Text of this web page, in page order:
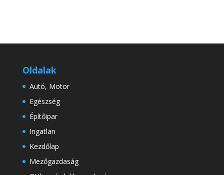
Oldalak
Autó, Motor
Egészség
Építőipar
Ingatlan
Kezdőlap
Mezőgazdaság